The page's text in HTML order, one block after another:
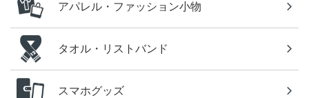
アパレル・ファッション小物
タオル・リストバンド
スマホグッズ